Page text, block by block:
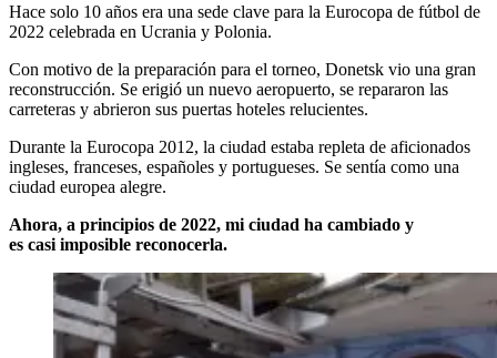
Hace solo 10 años era una sede clave para la Eurocopa de fútbol de
2022 celebrada en Ucrania y Polonia.
Con motivo de la preparación para el torneo, Donetsk vio una gran
reconstrucción. Se erigió un nuevo aeropuerto, se repararon las
carreteras y abrieron sus puertas hoteles relucientes.
Durante la Eurocopa 2012, la ciudad estaba repleta de aficionados
ingleses, franceses, españoles y portugueses. Se sentía como una
ciudad europea alegre.
Ahora, a principios de 2022, mi ciudad ha cambiado y
es casi imposible reconocerla.